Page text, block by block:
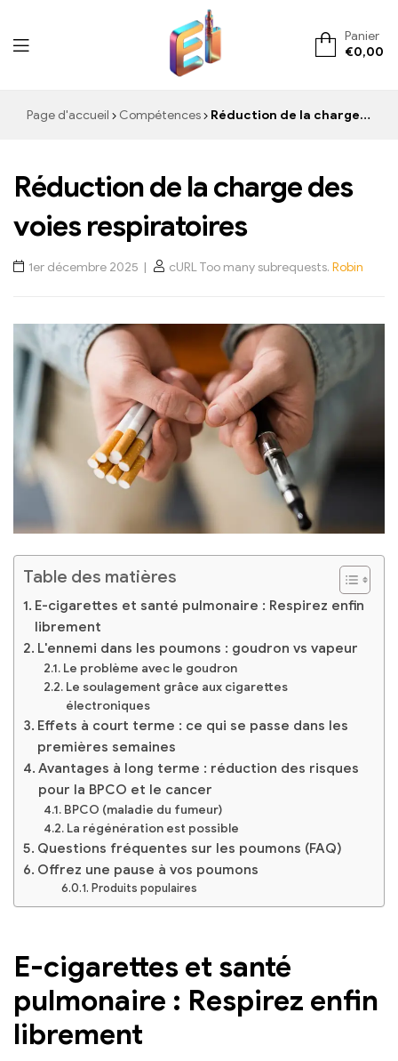
ElementVape.de
Panier
€0,00
Page d'accueil Compétences Réduction de la charge des voies respiratoires
Réduction de la charge des
voies respiratoires
1er décembre 2025 cURL Too many subrequests. Robin
Table des matières
E-cigarettes et santé pulmonaire : Respirez enfin
librement
L'ennemi dans les poumons : goudron vs vapeur
Le problème avec le goudron
Le soulagement grâce aux cigarettes
électroniques
Effets à court terme : ce qui se passe dans les
premières semaines
Avantages à long terme : réduction des risques
pour la BPCO et le cancer
BPCO (maladie du fumeur)
La régénération est possible
Questions fréquentes sur les poumons (FAQ)
Offrez une pause à vos poumons
Produits populaires
E-cigarettes et santé
pulmonaire : Respirez enfin
librement